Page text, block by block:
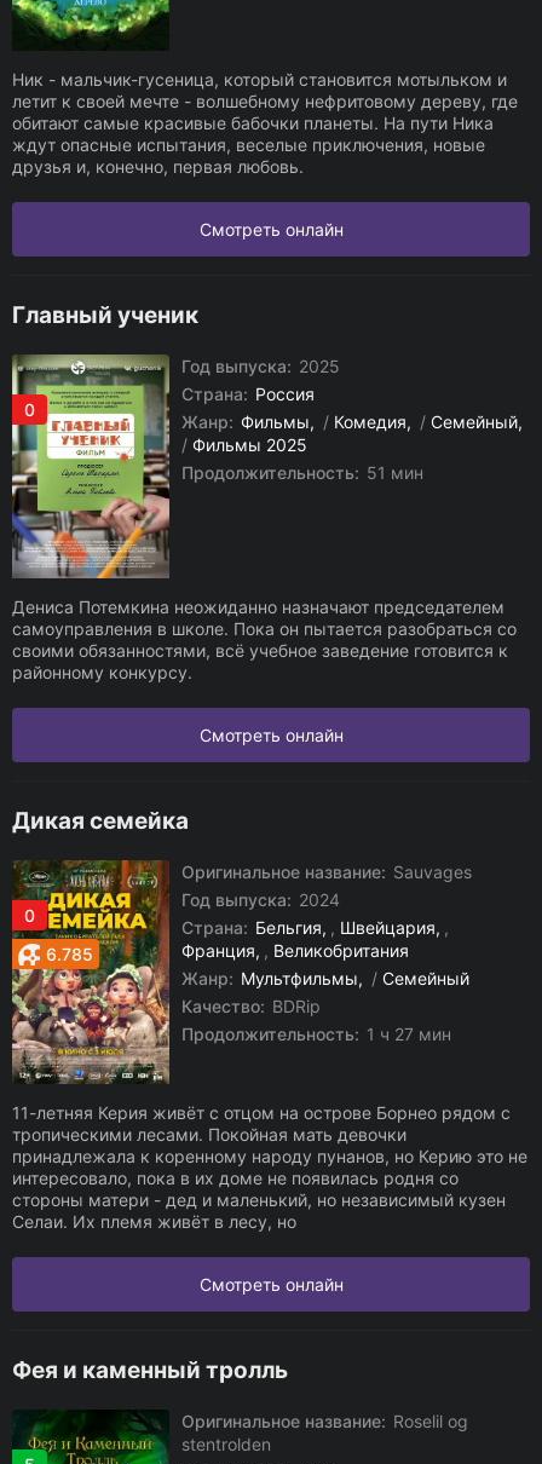
Ник - мальчик-гусеница, который становится мотыльком и
летит к своей мечте - волшебному нефритовому дереву, где
обитают самые красивые бабочки планеты. На пути Ника
ждут опасные испытания, веселые приключения, новые
друзья и, конечно, первая любовь.
Смотреть онлайн
Главный ученик
0
Год выпуска: 2025
Страна: Россия
Жанр: Фильмы / Комедия / Семейный
/ Фильмы 2025
Продолжительность: 51 мин
Дениса Потемкина неожиданно назначают председателем
самоуправления в школе. Пока он пытается разобраться со
своими обязанностями, всё учебное заведение готовится к
районному конкурсу.
Смотреть онлайн
Дикая семейка
0
6.785
Оригинальное название: Sauvages
Год выпуска: 2024
Страна: Бельгия , Швейцария ,
Франция , Великобритания
Жанр: Мультфильмы / Семейный
Качество: BDRip
Продолжительность: 1 ч 27 мин
11-летняя Керия живёт с отцом на острове Борнео рядом с
тропическими лесами. Покойная мать девочки
принадлежала к коренному народу пунанов, но Керию это не
интересовало, пока в их доме не появилась родня со
стороны матери - дед и маленький, но независимый кузен
Селаи. Их племя живёт в лесу, но
Смотреть онлайн
Фея и каменный тролль
Оригинальное название: Roselil og
stentrolden